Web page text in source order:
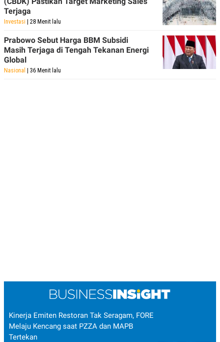
Terjaga
Investasi | 28 Menit lalu
Prabowo Sebut Harga BBM Subsidi
Masih Terjaga di Tengah Tekanan Energi
Global
Nasional | 36 Menit lalu
Kinerja Emiten Restoran Tak Seragam, FORE
Melaju Kencang saat PZZA dan MAPB
Tertekan